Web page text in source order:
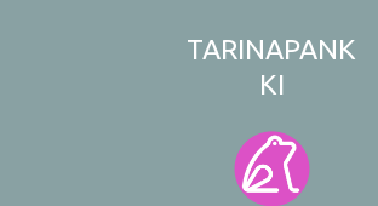
TARINAPANK
KI